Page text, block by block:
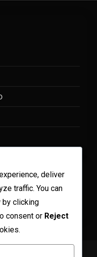
Search
for:
powered by WordPress
deliver
traffic. You can
by clicking
consent or Reject